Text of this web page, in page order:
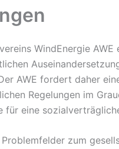
WindEnergie
AWE fordert daher
Regelungen im
für eine
zum